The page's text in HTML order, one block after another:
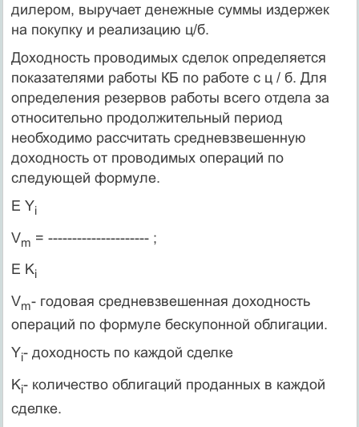
дилером, выручает денежные суммы издержек
на покупку и реализацию ц/б.
Доходность проводимых сделок определяется
показателями работы КБ по работе с ц / б. Для
определения резервов работы всего отдела за
относительно продолжительный период
необходимо рассчитать средневзвешенную
доходность от проводимых операций по
следующей формуле.
Е Yi
Vm = --------------------- ;
E Ki
Vm- годовая средневзвешенная доходность
операций по формуле бескупонной облигации.
Yi- доходность по каждой сделке
Ki- количество облигаций проданных в каждой
сделке.